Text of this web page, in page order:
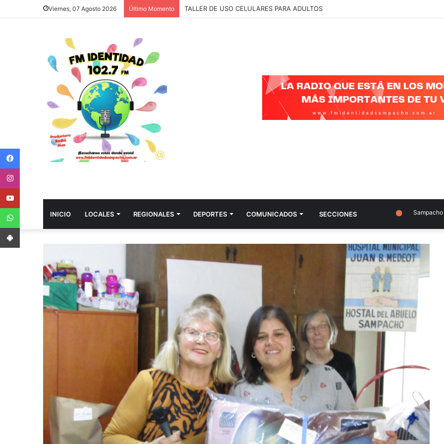
Viernes, 07 Agosto 2026 Último Momento “LO ÚNICO QUE BUSCAMOS ES JUSTICIA Y QUE SE CONOZCA LA VERDAD”
INICIO LOCALES REGIONALES DEPORTES COMUNICADOS SECCIONES Sampacho
App Android